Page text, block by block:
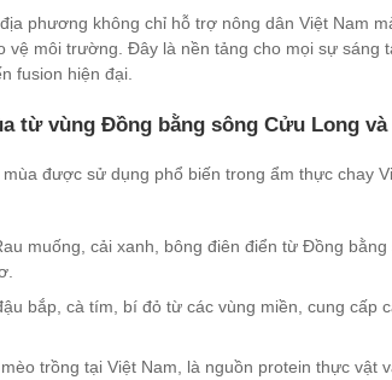
phương không chỉ hỗ trợ nông dân Việt Nam
vệ môi trường. Đây là nền tảng cho mọi sự sáng
fusion hiện đại.
từ vùng Đồng bằng sông Cửu Long và
được sử dụng phổ biến trong ẩm thực chay
muống, cải xanh, bông điên điển từ Đồng
bắp, cà tím, bí đỏ từ các vùng miền, cung cấp
trồng tại Việt Nam, là nguồn protein thực vật